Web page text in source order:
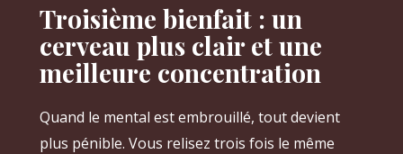
Troisième bienfait : un
cerveau plus clair et une
meilleure concentration
Quand le mental est embrouillé, tout devient
plus pénible. Vous relisez trois fois le même